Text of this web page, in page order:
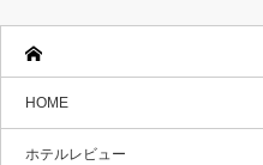
HOME
ホテルレビュー